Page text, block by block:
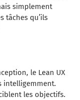
simplement
tâches qu’ils
le Lean UX
intelligemment.
les objectifs.